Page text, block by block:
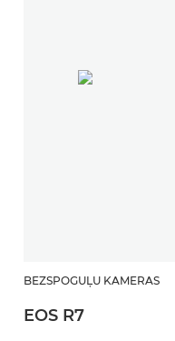
BEZSPOGUĻU KAMERAS
EOS R7